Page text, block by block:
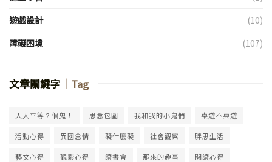
遊戲設計
(10)
障礙困境
(107)
文章關鍵字 ｜Tag
人人平等？個鬼！ 思念包圍 我和我的小鬼們 桌遊不桌遊
活動心得 異國念情 礙什麼礙 社會觀察 胖思生活
藝文心得 觀影心得 讀書會 那來的趣事 閱讀心得